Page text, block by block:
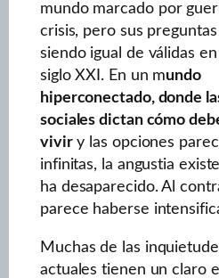
mundo marcado por
crisis, pero sus
siendo igual de válidas
siglo XXI. En un mundo
hiperconectado, donde
sociales dictan cómo
viviry las opciones
infinitas, la angustia
ha desaparecido. Al
parece haberse
Muchas de las
actuales tienen un claro